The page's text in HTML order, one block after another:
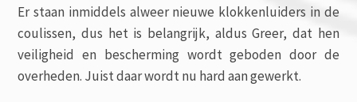
Er staan inmiddels alweer nieuwe klokkenluiders in de
coulissen, dus het is belangrijk, aldus Greer, dat hen
veiligheid en bescherming wordt geboden door de
overheden. Juist daar wordt nu hard aan gewerkt.